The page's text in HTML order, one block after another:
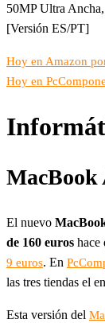
50MP Ultra
[Versión ES/PT]
Hoy en Amazon
Hoy en
MacBook
El nuevo
de 160 euros hace
9 euros. En
las tres tiendas el
Esta versión del